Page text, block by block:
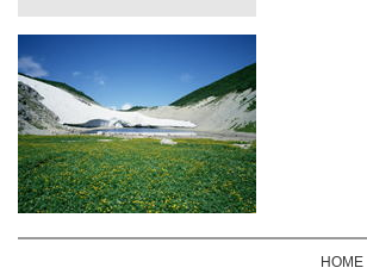
HOME|